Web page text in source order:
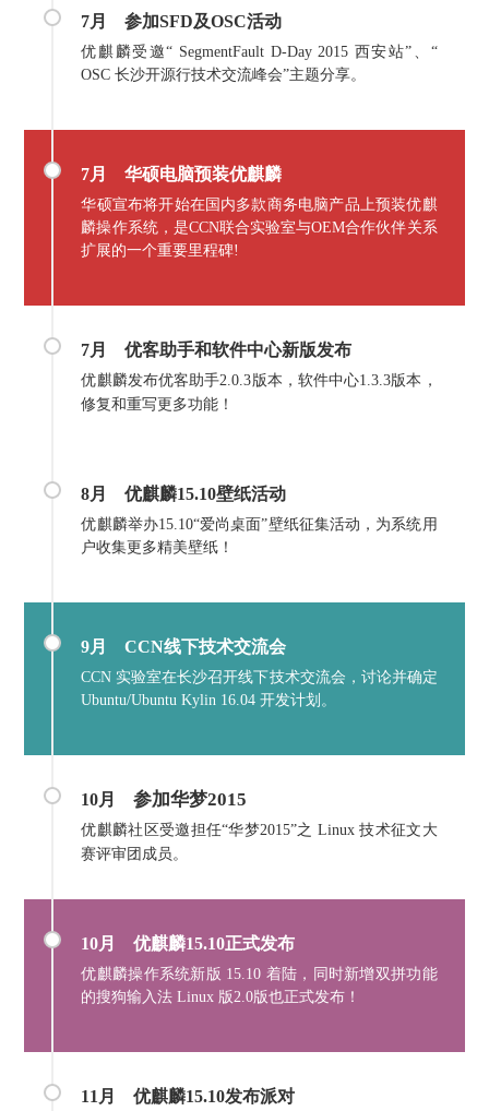
7月 参加SFD及OSC活动
优麒麟受邀“ SegmentFault D-Day 2015 西安站”、“
OSC 长沙开源行技术交流峰会”主题分享。
7月 华硕电脑预装优麒麟
华硕宣布将开始在国内多款商务电脑产品上预装优麒
麟操作系统，是CCN联合实验室与OEM合作伙伴关系
扩展的一个重要里程碑!
7月 优客助手和软件中心新版发布
优麒麟发布优客助手2.0.3版本，软件中心1.3.3版本，
修复和重写更多功能！
8月 优麒麟15.10壁纸活动
优麒麟举办15.10“爱尚桌面”壁纸征集活动，为系统用
户收集更多精美壁纸！
9月CCN线下技术交流会
CCN 实验室在长沙召开线下技术交流会，讨论并确定
Ubuntu/Ubuntu Kylin 16.04 开发计划。
10月 参加华梦2015
优麒麟社区受邀担任“华梦2015”之 Linux 技术征文大
赛评审团成员。
10月 优麒麟15.10正式发布
优麒麟操作系统新版 15.10 着陆，同时新增双拼功能
的搜狗输入法 Linux 版2.0版也正式发布！
11月 优麒麟15.10发布派对